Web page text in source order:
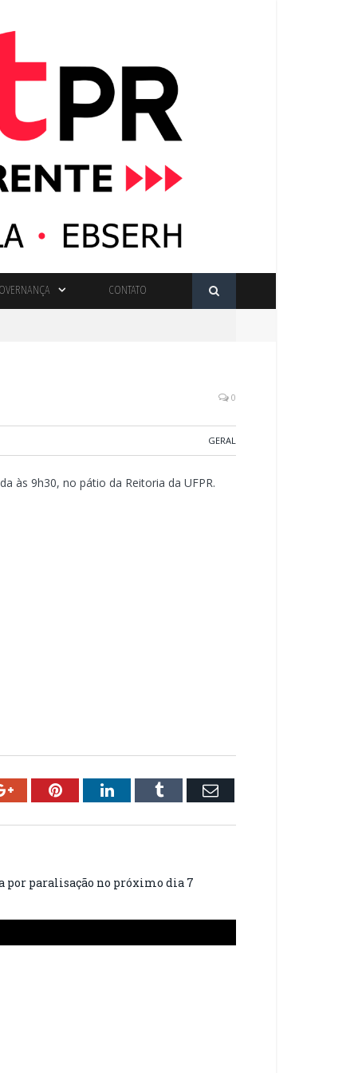
CONTATO
0
GERAL
às 9h30, no pátio da Reitoria da UFPR.
Google+PinterestLinkedInTumblr Email
por paralisação no próximo dia 7